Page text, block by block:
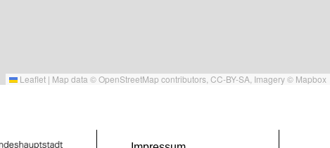
Leaflet | Map data ©OpenStreetMap contributors, CC-BY-SA , Imagery © Mapbox